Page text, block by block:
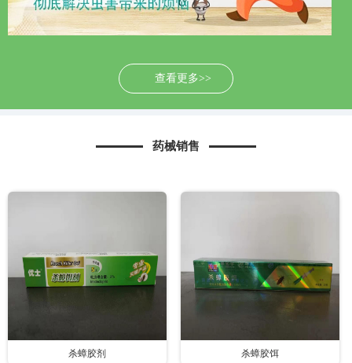
查看更多>>
药械销售
杀蟑胶剂 杀蟑胶饵